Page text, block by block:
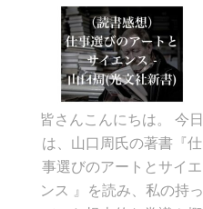
皆さんこんにちは。 今日
は、山口周氏の著書『仕
事選びのアートとサイエ
ンス 』を読み、私の持っ